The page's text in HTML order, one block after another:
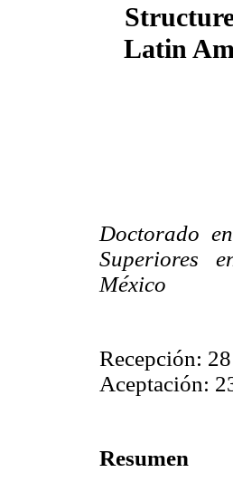
Latin
Doctorado
Superiores
México
Recepción:
Aceptación:
Resumen